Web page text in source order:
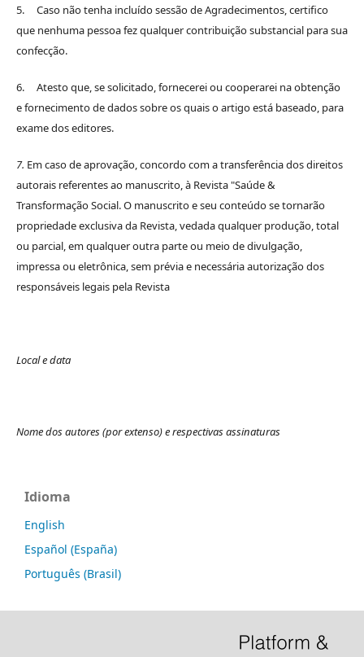
5. Caso não tenha incluído sessão de Agradecimentos, certifico
que nenhuma pessoa fez qualquer contribuição substancial para sua
confecção.
6. Atesto que, se solicitado, fornecerei ou cooperarei na obtenção
e fornecimento de dados sobre os quais o artigo está baseado, para
exame dos editores.
7. Em caso de aprovação, concordo com a transferência dos direitos
autorais referentes ao manuscrito, à Revista "Saúde &
Transformação Social. O manuscrito e seu conteúdo se tornarão
propriedade exclusiva da Revista, vedada qualquer produção, total
ou parcial, em qualquer outra parte ou meio de divulgação,
impressa ou eletrônica, sem prévia e necessária autorização dos
responsáveis legais pela Revista
Local e data
Nome dos autores (por extenso) e respectivas assinaturas
Idioma
English
Español (España)
Português (Brasil)